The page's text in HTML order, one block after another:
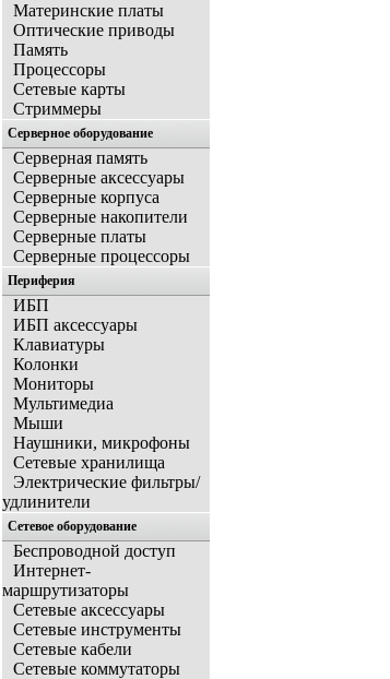
Материнские платы
Оптические приводы
Память
Процессоры
Сетевые карты
Стриммеры
Серверное оборудование
Серверная память
Серверные аксессуары
Серверные корпуса
Серверные накопители
Серверные платы
Серверные процессоры
Периферия
ИБП
ИБП аксессуары
Клавиатуры
Колонки
Мониторы
Мультимедиа
Мыши
Наушники, микрофоны
Сетевые хранилища
Электрические фильтры/
удлинители
Сетевое оборудование
Беспроводной доступ
Интернет-
маршрутизаторы
Сетевые аксессуары
Сетевые инструменты
Сетевые кабели
Сетевые коммутаторы